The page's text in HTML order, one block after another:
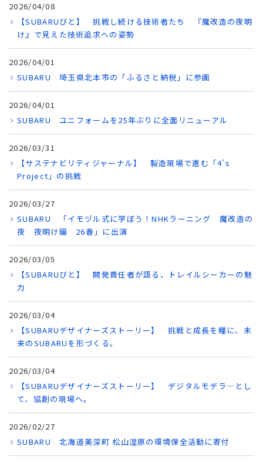
2026/04/08
【SUBARUびと】 挑戦し続ける技術者たち 『魔改造の夜明
け』で見えた技術追求への姿勢
2026/04/01
SUBARU 埼玉県北本市の「ふるさと納税」に参画
2026/04/01
SUBARU ユニフォームを25年ぶりに全面リニューアル
2026/03/31
【サステナビリティジャーナル】 製造現場で進む「4's
Project」の挑戦
2026/03/27
SUBARU 「イモヅル式に学ぼう！NHKラーニング 魔改造の
夜 夜明け編 26春」に出演
2026/03/05
【SUBARUびと】 開発責任者が語る、トレイルシーカーの魅
力
2026/03/04
【SUBARUデザイナーズストーリー】 挑戦と成長を糧に、未
来のSUBARUを形づくる。
2026/03/04
【SUBARUデザイナーズストーリー】 デジタルモデラ―とし
て、協創の現場へ。
2026/02/27
SUBARU 北海道美深町 松山湿原の環境保全活動に寄付